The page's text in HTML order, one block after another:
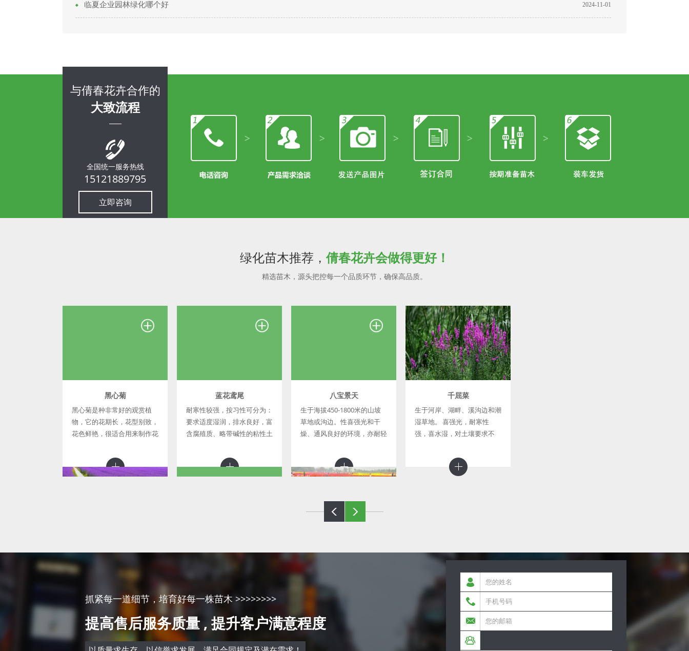
2024-11-01
临夏企业园林绿化哪个好
与倩春花卉合作的
大致流程
全国统一服务热线
15121889795
立即咨询
绿化苗木推荐， 倩春花卉会做得更好！
精选苗木，源头把控每一个品质环节，确保高品质。
黑心菊
黑心菊是种非常好的观赏植
物，它的花期长，花型别致，
花色鲜艳，很适合用来制作花
地，能很好的绿化和美化环
境。 黑心菊的适应能力很
蓝花鸢尾
耐寒性较强，按习性可分为：
要求适度湿润，排水良好，富
含腐殖质、略带碱性的粘性土
中； 生于浅水中； 喜阳光充
足，气候凉爽，耐寒力强，亦
八宝景天
生于海拔450-1800米的山坡
草地或沟边。性喜强光和干
燥、通风良好的环境，亦耐轻
不择土壤，要求排水良好，耐
贫瘠和干旱，忌雨涝积水。植
千屈菜
生于河岸、湖畔、溪沟边和潮
湿草地。 喜强光，耐寒性
强，喜水湿，对土壤要求不
壤上生长更好。
形态特征 多年生草本，高30-
120厘米。茎四方形，近基部
可为圆形，节和棱上有硬毛。
叶片卵圆形至倒卵形或长圆状
披针形，长2-8厘米，宽1-5厘
米，基生叶的边缘通常有粗锯
齿和缺刻，茎
状分布，这不仅使它具有极强
的抗性和适应性，也使它具有
很强的缚土保水能力。 马蔺
直立生长的叶片可有效地减少
水分蒸发
属多年生宿根草本植物，其再
发新芽，初春至秋末依品种不
同依次开花。地被菊植株低
矮，开花早
抓紧每一道细节，培育好每一株苗木 >>>>>>>>
提高售后服务质量 , 提升客户满意程度